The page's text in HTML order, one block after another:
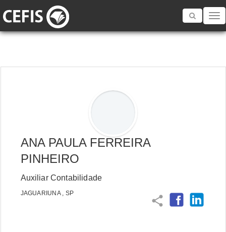
Toggle
ANA PAULA FERREIRA
PINHEIRO
Auxiliar Contabilidade
JAGUARIUNA , SP
share